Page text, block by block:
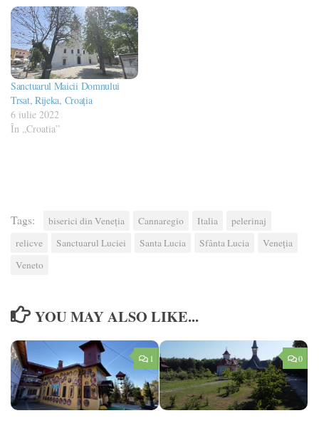
Sanctuarul Maicii Domnului
Trsat, Rijeka, Croația
6 iulie 2022
În „Croatia”
Tags: biserici din Veneția Cannaregio Italia
pelerinaj
relicve
Sanctuarul Luciei Santa Lucia Sfânta Lucia
Veneția
Veneto
YOU MAY ALSO LIKE...
1 0